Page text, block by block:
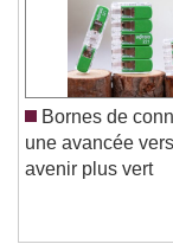
Color
Color
Font
Bornes de
une avancée vers